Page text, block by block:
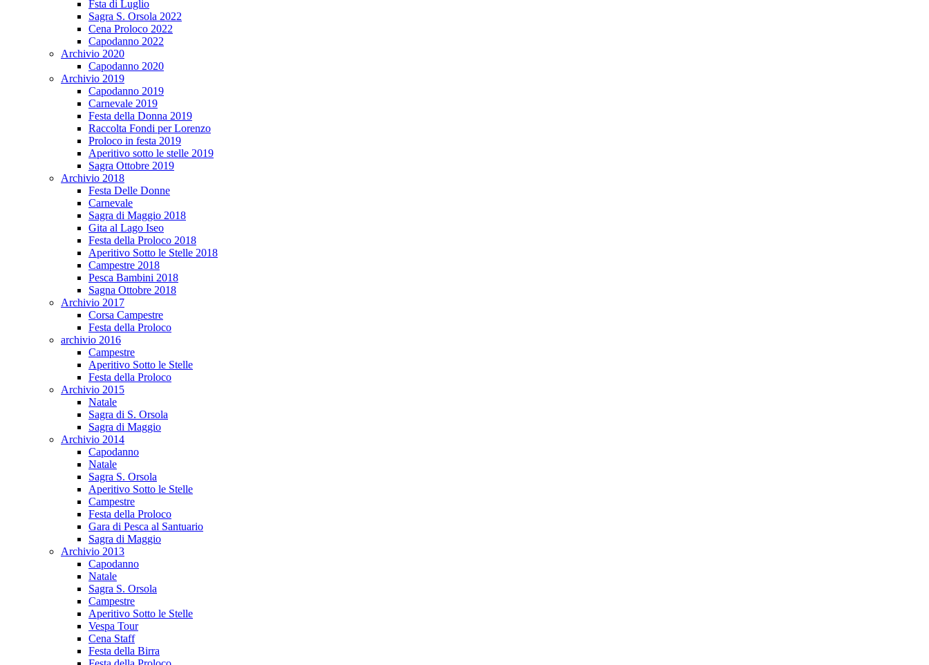
Fsta di Luglio
Sagra S. Orsola 2022
Cena Proloco 2022
Capodanno 2022
Archivio 2020
Capodanno 2020
Archivio 2019
Capodanno 2019
Carnevale 2019
Festa della Donna 2019
Raccolta Fondi per Lorenzo
Proloco in festa 2019
Aperitivo sotto le stelle 2019
Sagra Ottobre 2019
Archivio 2018
Festa Delle Donne
Carnevale
Sagra di Maggio 2018
Gita al Lago Iseo
Festa della Proloco 2018
Aperitivo Sotto le Stelle 2018
Campestre 2018
Pesca Bambini 2018
Sagna Ottobre 2018
Archivio 2017
Corsa Campestre
Festa della Proloco
archivio 2016
Campestre
Aperitivo Sotto le Stelle
Festa della Proloco
Archivio 2015
Natale
Sagra di S. Orsola
Sagra di Maggio
Archivio 2014
Capodanno
Natale
Sagra S. Orsola
Aperitivo Sotto le Stelle
Campestre
Festa della Proloco
Gara di Pesca al Santuario
Sagra di Maggio
Archivio 2013
Capodanno
Natale
Sagra S. Orsola
Campestre
Aperitivo Sotto le Stelle
Vespa Tour
Cena Staff
Festa della Birra